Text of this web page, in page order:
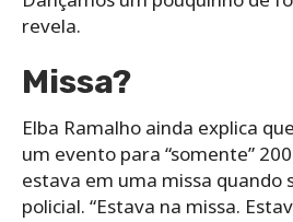
revela.
Missa?
Elba Ramalho ainda explica
um evento para “somente”
estava em uma missa quando
policial. “Estava na missa.